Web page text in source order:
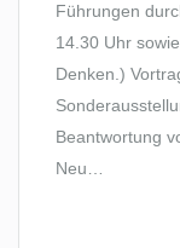
Führungen
14.30 Uhr
Denken.)
Beantwortung
Neu…